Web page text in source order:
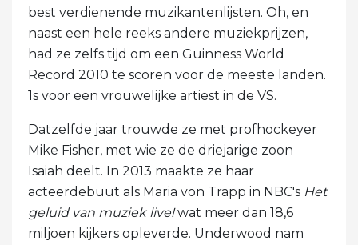
best verdienende muzikantenlijsten. Oh, en
naast een hele reeks andere muziekprijzen,
had ze zelfs tijd om een ​​Guinness World
Record 2010 te scoren voor de meeste landen.
1s voor een vrouwelijke artiest in de VS.
Datzelfde jaar trouwde ze met profhockeyer
Mike Fisher, met wie ze de driejarige zoon
Isaiah deelt. In 2013 maakte ze haar
acteerdebuut als Maria von Trapp in NBC's Het
geluid van muziek live!wat meer dan 18,6
miljoen kijkers opleverde. Underwood nam